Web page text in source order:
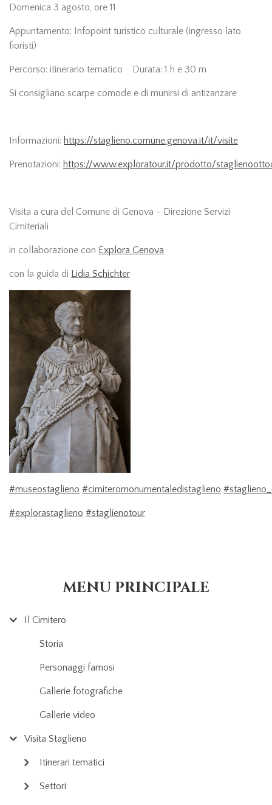
Domenica 3 agosto, ore 11
Appuntamento: Infopoint turistico culturale (ingresso lato
fioristi)
Percorso: itinerario tematico Durata: 1 h e 30 m
Si consigliano scarpe comode e di munirsi di antizanzare
Informazioni: https://staglieno.comune.genova.it/it/visite
Prenotazioni: https://www.exploratour.it/prodotto/
Visita a cura del Comune di Genova - Direzione Servizi
Cimiteriali
in collaborazione con Explora Genova
con la guida di Lidia Schichter
#museostaglieno #cimiteromonumentaledistaglieno
#explorastaglieno #staglienotour
MENU PRINCIPALE
Il Cimitero
Storia
Personaggi famosi
Gallerie fotografiche
Gallerie video
Visita Staglieno
Itinerari tematici
Settori